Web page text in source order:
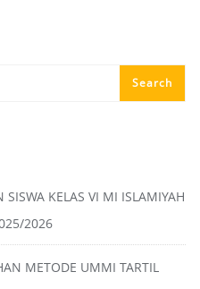
SISWA KELAS VI MI ISLAMIYAH
2026
METODE UMMI TARTIL